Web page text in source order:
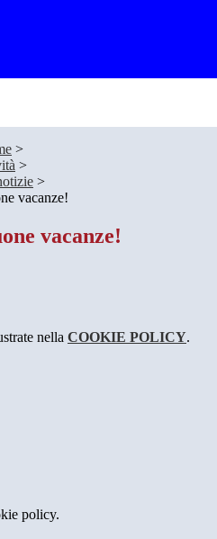
>
>
>
vacanze!
vacanze!
nella COOKIE POLICY.
policy.